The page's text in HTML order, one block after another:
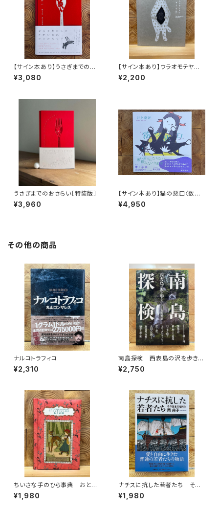
【サイン本あり】うさぎまでのお
さらい［通常版］
¥3,080
【サイン本あり】ウラオモテヤマ
ネコ
¥2,200
うさぎまでのおさらい［特装版］
¥3,960
【サイン本あり】猫の悪口〈数量
限定・オリジナルトート付き〉
¥4,950
その他の商品
ナルコトラフィコ
¥2,310
南島探検 西表島の沢を歩きつ
くす
¥2,750
ちいさな手のひら事典 おとぎ
話
¥1,980
ナチスに抗した若者たち その
生き方を問う
¥1,980